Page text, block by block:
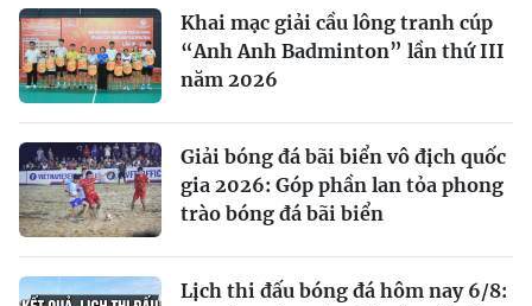
Khai mạc giải cầu lông tranh cúp
“Anh Anh Badminton” lần thứ III
năm 2026
Giải bóng đá bãi biển vô địch quốc
gia 2026: Góp phần lan tỏa phong
trào bóng đá bãi biển
Lịch thi đấu bóng đá hôm nay 6/8: